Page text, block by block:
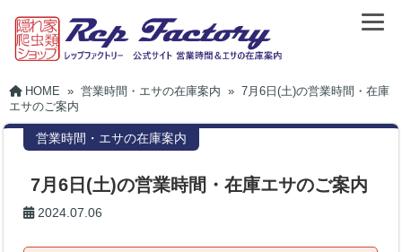
HOME » 営業時間・エサの在庫案内 » 7月6日(土)の営業時間・在庫
エサのご案内
営業時間・エサの在庫案内
7月6日(土)の営業時間・在庫エサのご案内
2024.07.06